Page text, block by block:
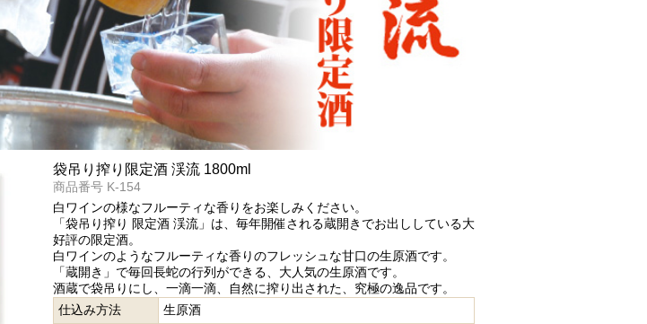
袋吊り搾り限定酒 渓流 1800ml
商品番号 K-154
白ワインの様なフルーティな香りをお楽しみください。
「袋吊り搾り 限定酒 渓流」は、毎年開催される蔵開きでお出ししている大
好評の限定酒。
白ワインのようなフルーティな香りのフレッシュな甘口の生原酒です。
「蔵開き」で毎回長蛇の行列ができる、大人気の生原酒です。
酒蔵で袋吊りにし、一滴一滴、自然に搾り出された、究極の逸品です。
仕込み方法
生原酒